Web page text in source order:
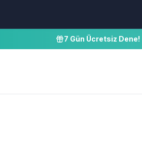
7 Gün Ücretsiz Dene!